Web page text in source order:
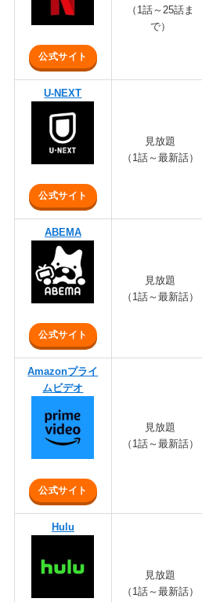
公式サイト
（1話～25話ま
で）
U-NEXT
公式サイト
見放題
（1話～最新話）
ABEMA
公式サイト
見放題
（1話～最新話）
Amazonプライ
ムビデオ
公式サイト
見放題
（1話～最新話）
Hulu
見放題
（1話～最新話）